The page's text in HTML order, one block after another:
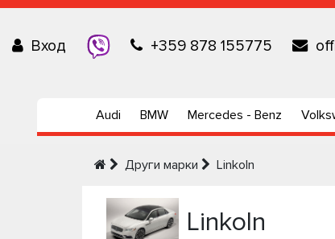
Вход +359 878 155775
Audi BMW Mercedes - Benz
Други марки Linkoln
Linkoln